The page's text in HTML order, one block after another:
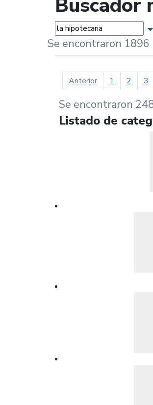
Buscador
Palabras...
Se encontraron 1896
Anteriorpágina anterior
1 2 3
Se encontraron
Listado de